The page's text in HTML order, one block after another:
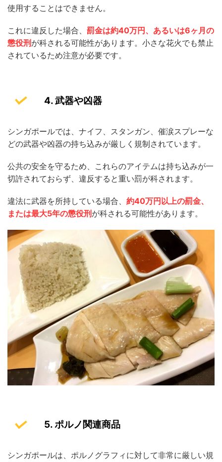
使用することはできません。
これに違反した場合、 罰金は約40万円、あるいは6ヶ月の
懲役刑が科される可能性があります。小さな花火でも禁止
されているため注意が必要です。
4. 武器や凶器
シンガポールでは、ナイフ、スタンガン、催涙スプレーな
どの武器や凶器の持ち込みが厳しく規制されています。
公共の安全を守るため、これらのアイテムは持ち込みが一
切許されておらず、違反すると重い罰が科されます。
違法に武器を所持している場合、 約40万円以上の罰金、
または最大5年の懲役刑が科される可能性があります。
5. ポルノ関連商品
シンガポールは、ポルノグラフィに対して非常に厳しい規